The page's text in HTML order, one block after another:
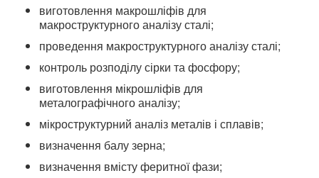
виготовлення макрошліфів для
макроструктурного аналізу сталі;
проведення макроструктурного аналізу сталі;
контроль розподілу сірки та фосфору;
виготовлення мікрошліфів для
металографічного аналізу;
мікроструктурний аналіз металів і сплавів;
визначення балу зерна;
визначення вмісту феритної фази;